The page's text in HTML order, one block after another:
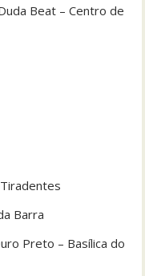
Beat – Centro de
Barra
Preto – Basílica do